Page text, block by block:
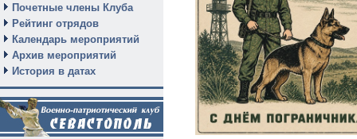
Почетные члены Клуба
Рейтинг отрядов
Календарь мероприятий
Архив мероприятий
История в датах